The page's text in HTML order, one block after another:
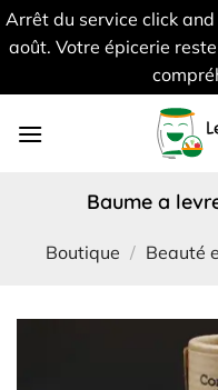
Arrêt du service click
août. Votre épicerie
baume a
Boutique / Beauté